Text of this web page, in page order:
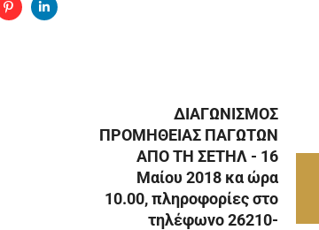
ΔΙΑΓΩΝΙΣΜΟΣ
ΠΡΟΜΗΘΕΙΑΣ ΠΑΓΩΤΩΝ
ΑΠΟ ΤΗ ΣΕΤΗΛ - 16
Μαίου 2018 κα ώρα
10.00, πληροφορίες στο
τηλέφωνο 26210-